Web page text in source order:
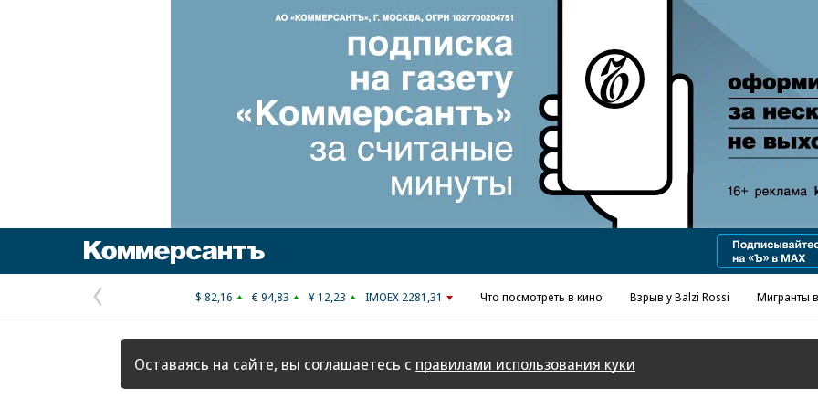
Предыдущая
страница
$ 82,16 € 94,83 ¥ 12,23 IMOEX 2281,31 Что посмотреть в кино Взрыв у Balzi Rossi Мигранты
Оставаясь на сайте, вы соглашаетесь с правилами использования куки